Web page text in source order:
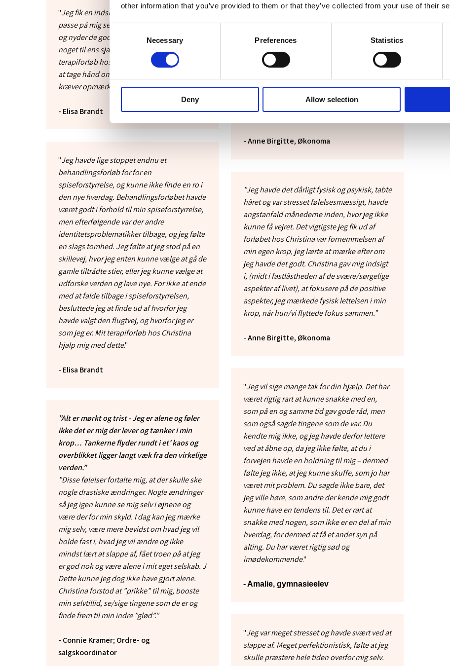
other information that you’ve provided to them or that they’ve collected from your use of their
Consent
Selection
Necessary Preferences Statistics
Deny Allow selection
​"Jeg fik en indsigt i hvem jeg er, og at jeg skal
passe på mig selv. At hver gang man er i nuet,
og nyder de gode ting omkring en, giver det
noget til ens sjæl og krop. Jeg vil anbefale et
terapiforløb hos Christina til alle der er klar til
at tage hånd om nogle problematikker der
kræver opmærksomhed.”
- Elisa Brandt
​​"Jeg havde lige stoppet endnu et
behandlingsforløb for for en
spiseforstyrrelse, og kunne ikke finde en ro i
den nye hverdag. Behandlingsforløbet havde
været godt i forhold til min spiseforstyrrelse,
men efterfølgende var der andre
identitetsproblematikker tilbage, og jeg følte
en slags tomhed. Jeg følte at jeg stod på en
skillevej, hvor jeg enten kunne vælge at gå de
gamle tiltrådte stier, eller jeg kunne vælge at
udforske verden og lave nye. For ikke at ende
med at falde tilbage i spiseforstyrrelsen,
besluttede jeg at finde ud af hvorfor jeg
havde valgt den flugtvej, og hvorfor jeg er
som jeg er. Mit terapiforløb hos Christina
hjalp mig med dette."
- Elisa Brandt
”Alt er mørkt og trist - Jeg er alene og føler
ikke det er mig der lever og tænker i min
krop… Tankerne flyder rundt i et’ kaos og
overblikket ligger langt væk fra den virkelige
verden.”
”Disse følelser fortalte mig, at der skulle ske
nogle drastiske ændringer. Nogle ændringer
så jeg igen kunne se mig selv i øjnene og
være der for min skyld. I dag kan jeg mærke
mig selv, være mere bevidst om hvad jeg vil
holde fast i, hvad jeg vil ændre og ikke
mindst lært at slappe af, fået troen på at jeg
er god nok og være alene i mit eget selskab. J
Dette kunne jeg dog ikke have gjort alene.
Christina forstod at ”prikke” til mig, booste
min selvtillid, se/sige tingene som de er og
finde frem til min indre ”glød”.”
- Connie Kramer; Ordre- og
salgskoordinator
nyde stilheden, der er frodigt, grønt, varmt,
​Anne Birgitte, Økonoma
”Jeg kan anbefale alle som har brug for at
arbejde med sig selv og hinanden et
-​Anne Birgitte, Økonoma
”Jeg havde det dårligt fysisk og psykisk, tabte
håret og var stresset følelsesmæssigt, havde
angstanfald månederne inden, hvor jeg ikke
kunne få vejret. Det vigtigste jeg fik ud af
forløbet hos Christina var fornemmelsen af
min egen krop, jeg lærte at mærke efter om
jeg havde det godt. Christina gav mig indsigt
i, (midt i fastlåstheden af de svære/sørgelige
aspekter af livet), at fokusere på de positive
aspekter, jeg mærkede fysisk lettelsen i min
krop, når hun/vi flyttede fokus sammen.”
-​Anne Birgitte, Økonoma
"Jeg vil sige mange tak for din hjælp. Det har
været rigtig rart at kunne snakke med en,
som på en og samme tid gav gode råd, men
som også sagde tingene som de var. Du
kendte mig ikke, og jeg havde derfor lettere
ved at åbne op, da jeg ikke følte, at du i
forvejen havde en holdning til mig – dermed
følte jeg ikke, at jeg kunne skuffe, som jo har
været mit problem. Du sagde ikke bare, det
jeg ville høre, som andre der kende mig godt
kunne have en tendens til. Det er rart at
snakke med nogen, som ikke er en del af min
hverdag, for dermed at få et andet syn på
alting. Du har været rigtig sød og
imødekommende."
- Amalie, gymnasieelev
​"Jeg var meget stresset og havde svært ved at
slappe af. Meget perfektionistisk, følte at jeg
skulle præstere hele tiden overfor mig selv.